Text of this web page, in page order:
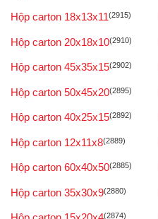
Hộp carton 18x13x11(2915)
Hộp carton 20x18x10(2910)
Hộp carton 45x35x15(2902)
Hộp carton 50x45x20(2895)
Hộp carton 40x25x15(2892)
Hộp carton 12x11x8(2889)
Hộp carton 60x40x50(2885)
Hộp carton 35x30x9(2880)
(2874)